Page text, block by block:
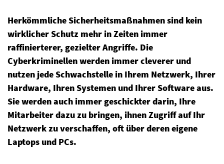
Herkömmliche Sicherheitsmaßnahmen sind kein
wirklicher Schutz mehr in Zeiten immer
raffinierterer, gezielter Angriffe. Die
Cyberkriminellen werden immer cleverer und
nutzen jede Schwachstelle in Ihrem Netzwerk, Ihrer
Hardware, Ihren Systemen und Ihrer Software aus.
Sie werden auch immer geschickter darin, Ihre
Mitarbeiter dazu zu bringen, ihnen Zugriff auf Ihr
Netzwerk zu verschaffen, oft über deren eigene
Laptops und PCs.